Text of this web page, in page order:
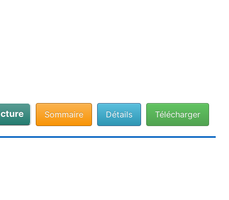
Télécharger
Détails
Sommaire